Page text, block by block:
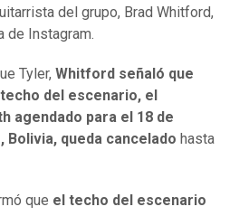
del grupo, Brad Whitford,
de Instagram.
Tyler, Whitford señaló que
del escenario, el
agendado para el 18 de
Bolivia, queda cancelado hasta
que el techo del escenario